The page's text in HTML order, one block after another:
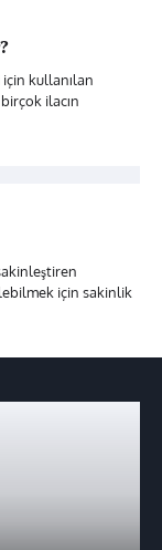
kullanılan
ilacın
için sakinlik